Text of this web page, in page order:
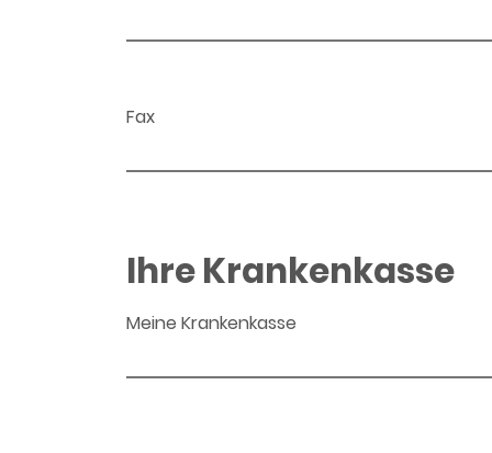
Fax
Ihre Krankenkasse
Meine Krankenkasse